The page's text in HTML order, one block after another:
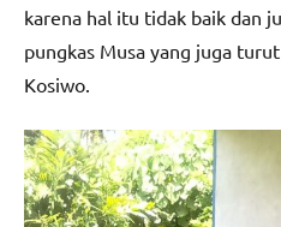
karena hal itu tidak baik dan
pungkas Musa yang juga
Kosiwo.